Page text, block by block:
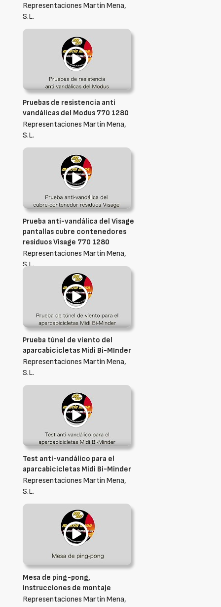
Representaciones Martín Mena,
S.L.
Pruebas de resistencia anti
vandálicas del Modus 770 1280
Representaciones Martín Mena,
S.L.
Prueba anti-vandálica del Visage
pantallas cubre contenedores
residuos Visage 770 1280
Representaciones Martín Mena,
S.L.
Prueba túnel de viento del
aparcabicicletas Midi Bi-MInder
Representaciones Martín Mena,
S.L.
Test anti-vandálico para el
aparcabicicletas Midi Bi-Minder
Representaciones Martín Mena,
S.L.
Mesa de ping-pong,
instrucciones de montaje
Representaciones Martín Mena,